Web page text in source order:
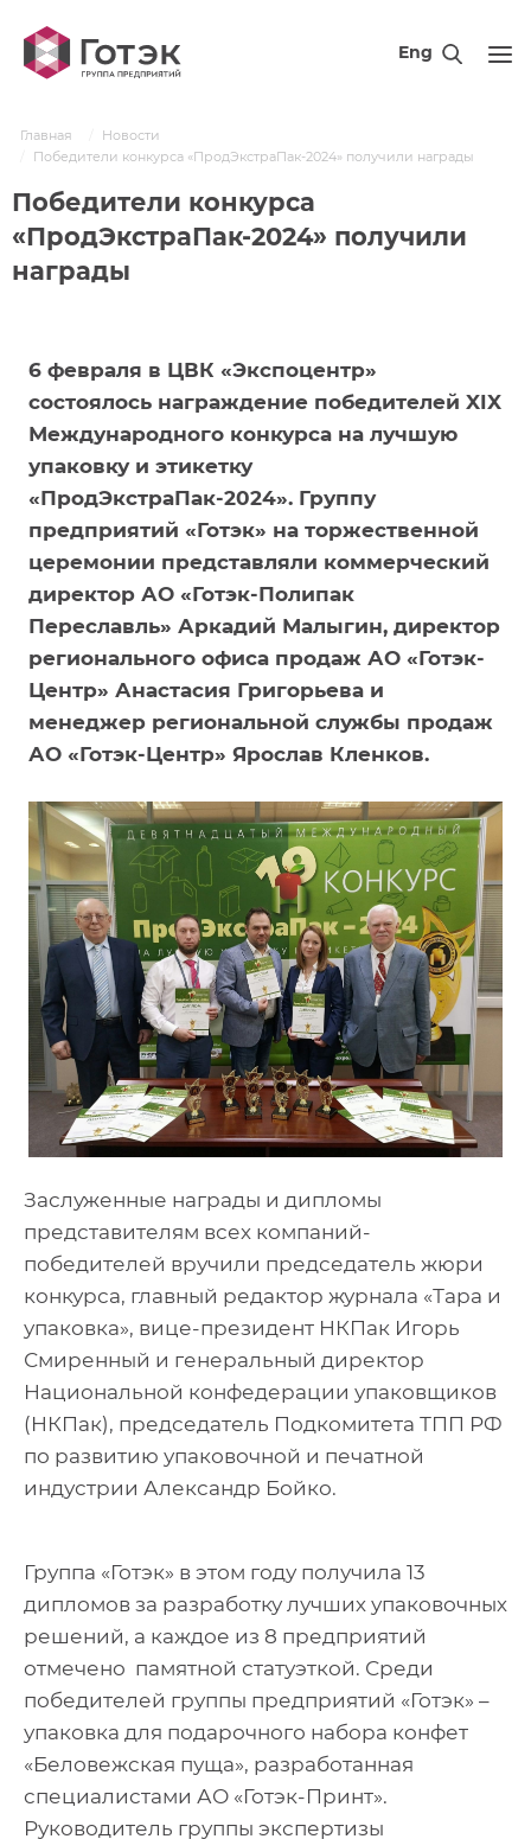
Eng
Главная
Новости
Победители конкурса «ПродЭкстраПак-2024» получили награды
Победители конкурса
«ПродЭкстраПак-2024» получили
награды
6 февраля в ЦВК «Экспоцентр»
состоялось награждение победителей XIX
Международного конкурса на лучшую
упаковку и этикетку
«ПродЭкстраПак-2024». Группу
предприятий «Готэк» на торжественной
церемонии представляли коммерческий
директор АО «Готэк-Полипак
Переславль» Аркадий Малыгин, директор
регионального офиса продаж АО «Готэк-
Центр» Анастасия Григорьева и
менеджер региональной службы продаж
АО «Готэк-Центр» Ярослав Кленков.
Заслуженные награды и дипломы
представителям всех компаний-
победителей вручили председатель жюри
конкурса, главный редактор журнала «Тара и
упаковка», вице-президент НКПак Игорь
Смиренный и генеральный директор
Национальной конфедерации упаковщиков
(НКПак), председатель Подкомитета ТПП РФ
по развитию упаковочной и печатной
индустрии Александр Бойко.
Группа «Готэк» в этом году получила 13
дипломов за разработку лучших упаковочных
решений, а каждое из 8 предприятий
отмечено памятной статуэткой. Среди
победителей группы предприятий «Готэк» –
упаковка для подарочного набора конфет
«Беловежская пуща», разработанная
специалистами АО «Готэк-Принт».
Руководитель группы экспертизы